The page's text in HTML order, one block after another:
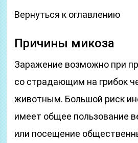
Вернуться к оглавлению
Причины микоза
Заражение возможно при
со страдающим на грибок
животным. Большой риск
имеет общее пользование
или посещение